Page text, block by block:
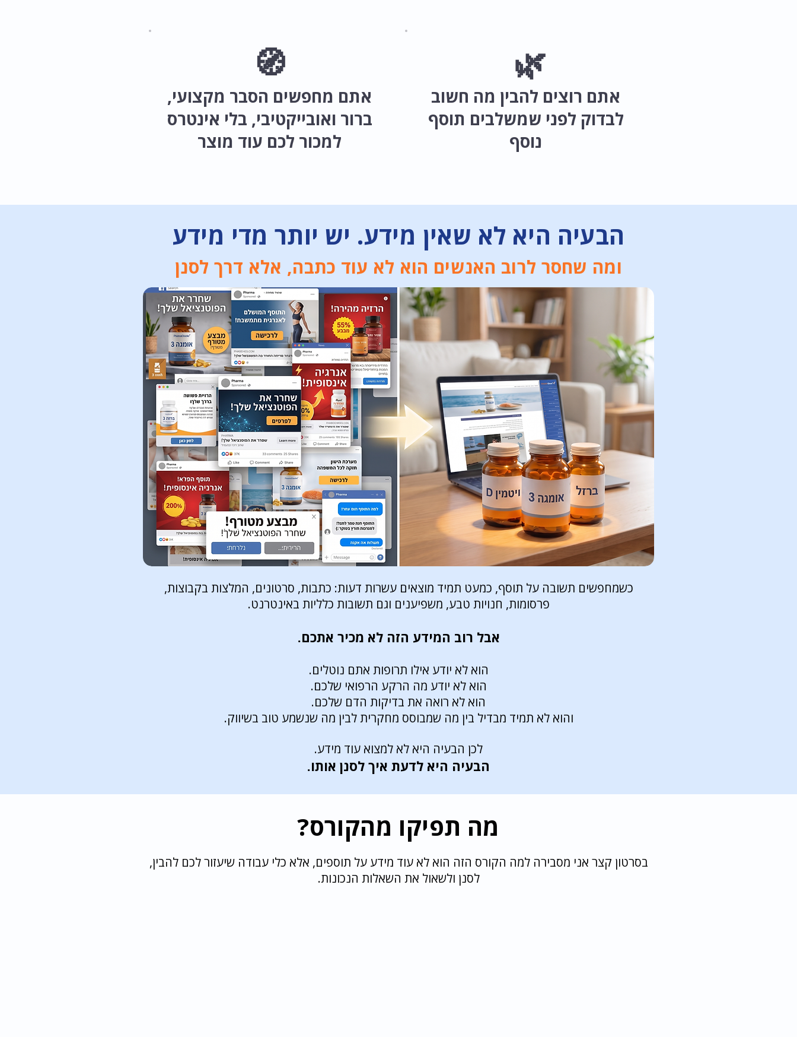
🧭
אתם מחפשים הסבר מקצועי,
ברור ואובייקטיבי, בלי אינטרס
למכור לכם עוד מוצר
🌿
אתם רוצים להבין מה חשוב
לבדוק לפני שמשלבים תוסף
נוסף
הבעיה היא לא שאין מידע. יש יותר מדי מידע
ומה שחסר לרוב האנשים הוא לא עוד כתבה, אלא דרך לסנן
כשמחפשים תשובה על תוסף, כמעט תמיד מוצאים עשרות דעות: כתבות, סרטונים, המלצות בקבוצות,
פרסומות, חנויות טבע, משפיענים וגם תשובות כלליות באינטרנט.
אבל רוב המידע הזה לא מכיר אתכם.
הוא לא יודע אילו תרופות אתם נוטלים.
הוא לא יודע מה הרקע הרפואי שלכם.
הוא לא רואה את בדיקות הדם שלכם.
והוא לא תמיד מבדיל בין מה שמבוסס מחקרית לבין מה שנשמע טוב בשיווק.
לכן הבעיה היא לא למצוא עוד מידע.
הבעיה היא לדעת איך לסנן אותו.
מה תפיקו מהקורס?
בסרטון קצר אני מסבירה למה הקורס הזה הוא לא עוד מידע על תוספים, אלא כלי עבודה שיעזור לכם להבין,
לסנן ולשאול את השאלות הנכונות.